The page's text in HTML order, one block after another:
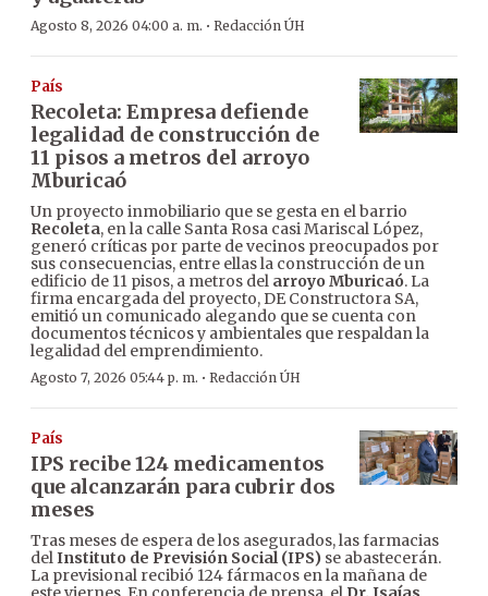
Agosto 8, 2026 04:00 a. m. · Redacción ÚH
País
Recoleta: Empresa defiende
legalidad de construcción de
11 pisos a metros del arroyo
Mburicaó
Un proyecto inmobiliario que se gesta en el barrio
Recoleta, en la calle Santa Rosa casi Mariscal López,
generó críticas por parte de vecinos preocupados por
sus consecuencias, entre ellas la construcción de un
edificio de 11 pisos, a metros del arroyo Mburicaó. La
firma encargada del proyecto, DE Constructora SA,
emitió un comunicado alegando que se cuenta con
documentos técnicos y ambientales que respaldan la
legalidad del emprendimiento.
Agosto 7, 2026 05:44 p. m. · Redacción ÚH
País
IPS recibe 124 medicamentos
que alcanzarán para cubrir dos
meses
Tras meses de espera de los asegurados, las farmacias
delInstituto de Previsión Social (IPS) se abastecerán.
La previsional recibió 124 fármacos en la mañana de